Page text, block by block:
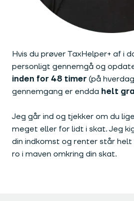
Hvis du prøver TaxHelper+ af i
personligt gennemgå og
inden for 48 timer (på
gennemgang er endda helt
Jeg går ind og tjekker om du
meget eller for lidt i skat. Jeg
din indkomst og renter står
ro i maven omkring din skat.